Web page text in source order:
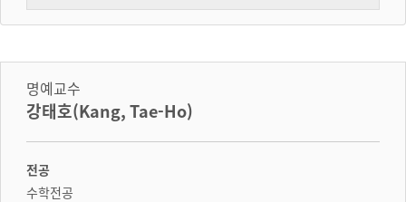
명예교수
강태호(Kang, Tae-Ho)
전공
수학전공